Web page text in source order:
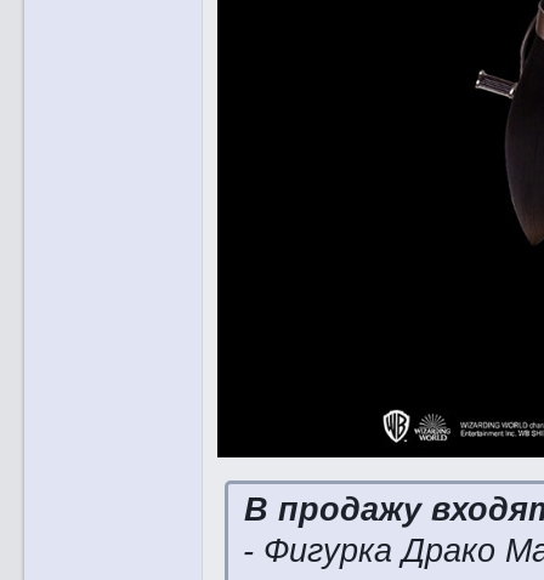
В продажу
- Фигурка Драко